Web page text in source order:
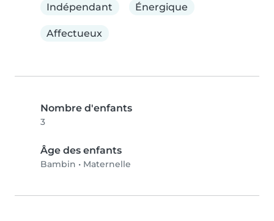
Indépendant
Énergique
Affectueux
Nombre d'enfants
3
Âge des enfants
Bambin • Maternelle